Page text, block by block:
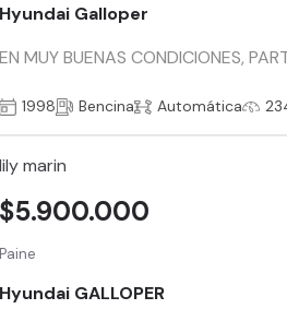
Hyundai Galloper
EN MUY BUENAS CONDICIONES,
1998 Bencina Automática
lily marin
Paine
Hyundai GALLOPER
$5.900.000